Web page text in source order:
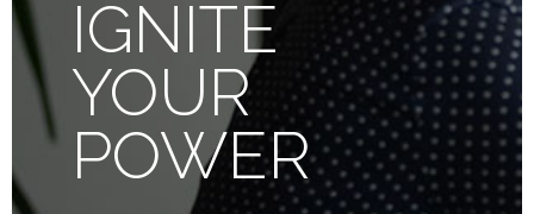
IGNITE
YOUR
POWER